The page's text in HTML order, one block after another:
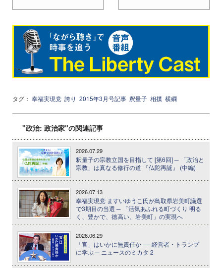
タグ： 幸福実現党 誇り 2015年3月号記事 釈量子 相撲 横綱
"政治: 政治家"の関連記事
2026.07.29
釈量子の宗教立国を目指して [第6回] ─ 「政治と
宗教」は真なる修行の道 『仏陀再誕』 (中編)
2026.07.13
幸福実現党 ますいゆうこ氏が鳥取県岩美町議選
で3期目の当選 ─ 「活気あふれる町づくり 明る
く、豊かで、徳高い、岩美町」の実現へ
2026.06.29
「官」はいかに無責任か ──経営者・トランプ
に学ぶ ─ ニュースのミカタ 2